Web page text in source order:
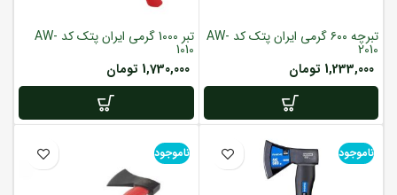
تبرچه ۶۰۰ گرمی ایران پتک کد AW-
2010
1,233,000 تومان
تبر 1000 گرمی ایران پتک کد AW-
1010
1,730,000 تومان
ناموجود ناموجود